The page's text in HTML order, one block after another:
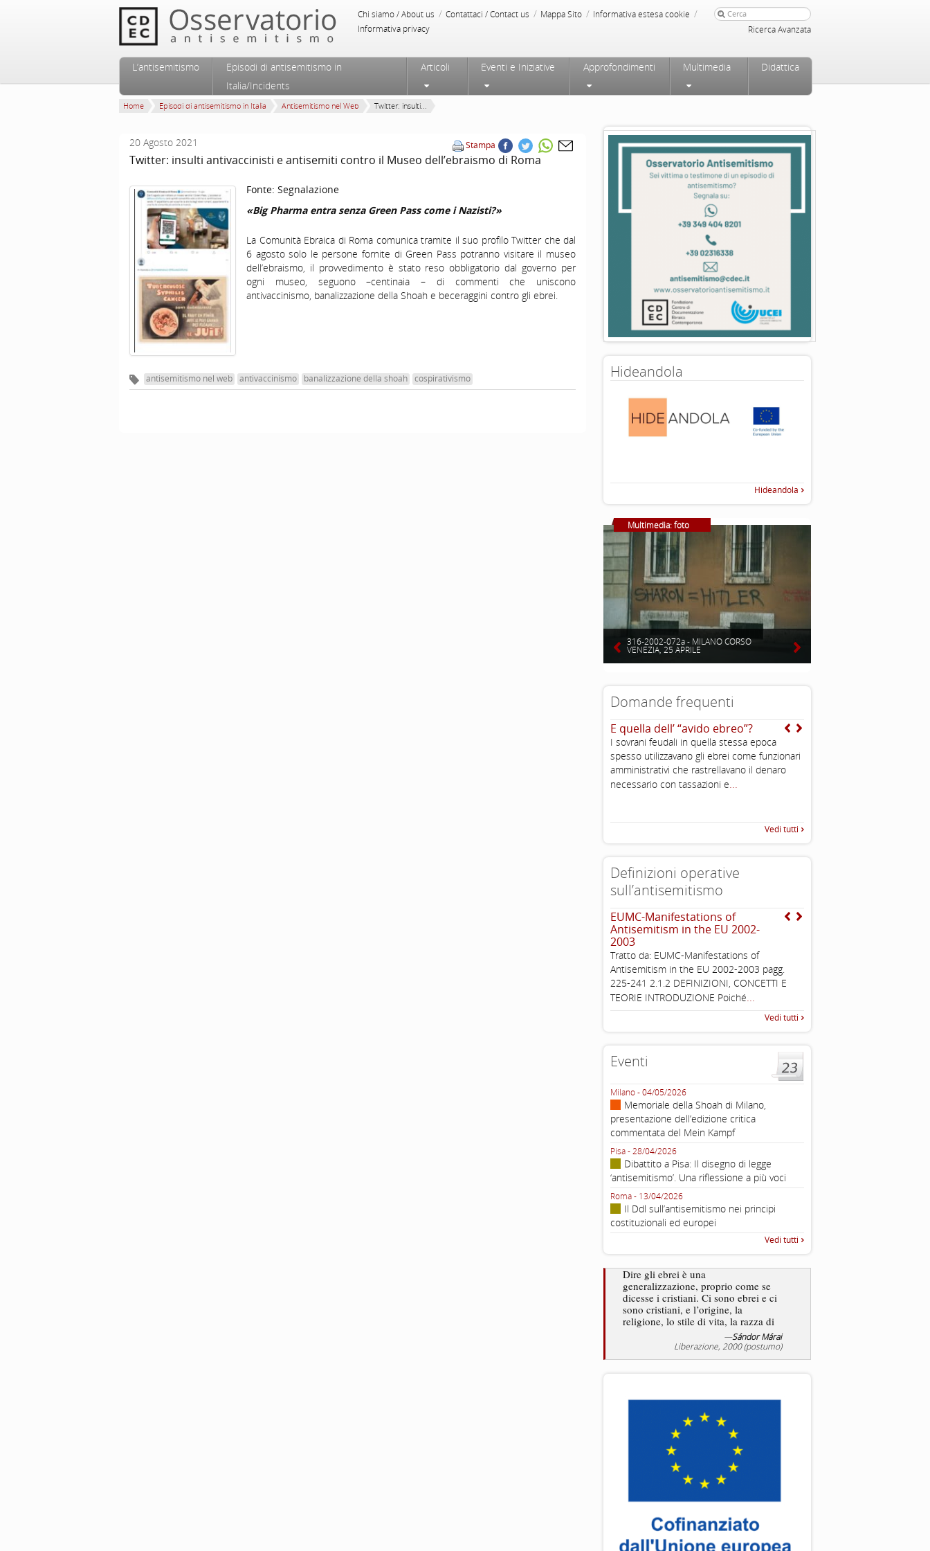
Chi siamo / About us / Contattaci / Contact us / Mappa Sito / Informativa estesa cookie /
Informativa privacy Ricerca Avanzata
Menu principale
Vai al contenuto principale
Vai al contenuto secondario
L’antisemitismo
Episodi di antisemitismo in
Italia/Incidents
Articoli Eventi e Iniziative Approfondimenti Multimedia Didattica
Home Episodi di antisemitismo in Italia Antisemitismo nel Web Twitter: insulti...
Stampa
20 Agosto 2021
Twitter: insulti antivaccinisti e antisemiti contro il Museo dell’ebraismo di Roma
Fonte: Segnalazione
«Big Pharma entra senza Green Pass come i Nazisti?»
La Comunità Ebraica di Roma comunica tramite il suo profilo Twitter che dal
6 agosto solo le persone fornite di Green Pass potranno visitare il museo
dell’ebraismo, il provvedimento è stato reso obbligatorio dal governo per
ogni museo, seguono –centinaia – di commenti che uniscono
antivaccinismo, banalizzazione della Shoah e beceraggini contro gli ebrei.
antisemitismo nel web antivaccinismo banalizzazione della shoah cospirativismo Hideandola
Hideandola
Multimedia: foto
316-2002-072a - MILANO CORSO
VENEZIA, 25 APRILE
Domande frequenti
E quella dell’ “avido ebreo”?
I sovrani feudali in quella stessa epoca
spesso utilizzavano gli ebrei come funzionari
amministrativi che rastrellavano il denaro
necessario con tassazioni e...
Vedi tutti
Definizioni operative
sull’antisemitismo
EUMC-Manifestations of
Antisemitism in the EU 2002-
2003
Tratto da: EUMC-Manifestations of
Antisemitism in the EU 2002-2003 pagg.
225-241 2.1.2 DEFINIZIONI, CONCETTI E
TEORIE INTRODUZIONE Poiché...
Vedi tutti
Eventi
Milano - 04/05/2026
Memoriale della Shoah di Milano,
presentazione dell’edizione critica
commentata del Mein Kampf
Pisa - 28/04/2026
Dibattito a Pisa: Il disegno di legge
‘antisemitismo’. Una riflessione a più voci
Roma - 13/04/2026
Il Ddl sull’antisemitismo nei principi
costituzionali ed europei
Vedi tutti
Dire gli ebrei è una
generalizzazione, proprio come se
dicesse i cristiani. Ci sono ebrei e ci
sono cristiani, e l’origine, la
religione, lo stile di vita, la razza di
sicuro comportano tanti tratti...
—Sándor Márai
Liberazione, 2000 (postumo)